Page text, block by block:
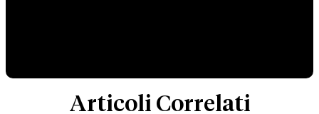
Articoli Correlati